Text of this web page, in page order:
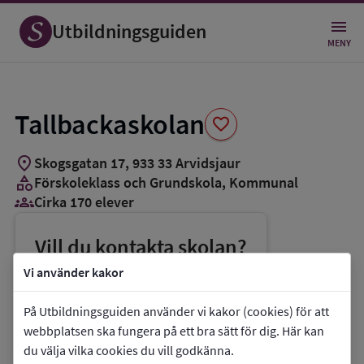
Vi använder kakor
På Utbildningsguiden använder vi kakor (cookies) för att
webbplatsen ska fungera på ett bra sätt för dig. Här kan
du välja vilka cookies du vill godkänna.
Utbildningsguiden MENY
Tallbackaskolan favorite
Spara
som
favorit
location_on Skogsgatan 17, 933 33Arvidsjaur
categoryFörskoleklass och Grundskola, Kommunal
groups_3Cirka 170 elever
Vill du kontakta skolan?
phoneTelefon:0960-15880
E-post: kommun@arvidsjaur.se
link Webbplats:Tallbackaskolan